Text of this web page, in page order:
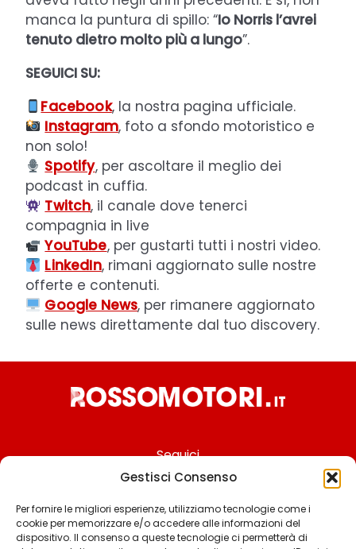
Gestisci Consenso
Per fornire le migliori esperienze, utilizziamo tecnologie come i
cookie per memorizzare e/o accedere alle informazioni del
dispositivo. Il consenso a queste tecnologie ci permetterà di
manca la puntura di spillo: “Io Norris l’avrei
tenuto dietro molto più a lungo”.
SEGUICI SU:
Facebook, la nostra pagina ufficiale.
Instagram, foto a sfondo motoristico e
non solo!
Spotify, per ascoltare il meglio dei
podcast in cuffia.
Twitch, il canale dove tenerci
compagnia in live
YouTube, per gustarti tutti i nostri video.
LinkedIn, rimani aggiornato sulle nostre
offerte e contenuti.
Google News, per rimanere aggiornato
sulle news direttamente dal tuo discovery.
Seguici
Chi siamo